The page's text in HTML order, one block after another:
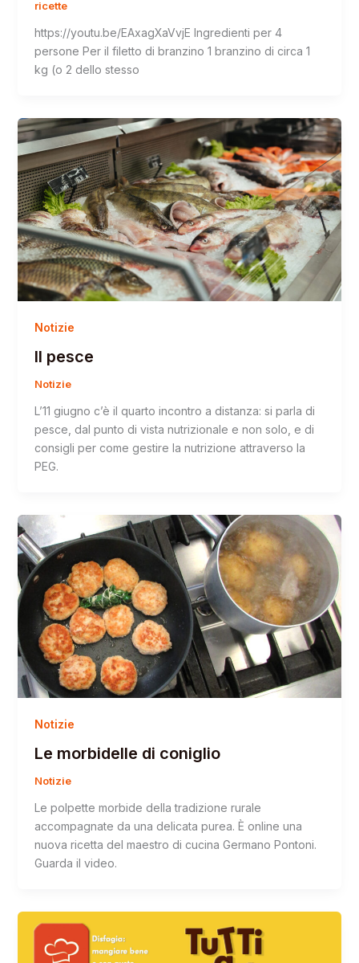
ricette
https://youtu.be/EAxagXaVvjE Ingredienti per 4
persone Per il filetto di branzino 1 branzino di circa 1
kg (o 2 dello stesso
Notizie
Il pesce
Notizie
L’11 giugno c’è il quarto incontro a distanza: si parla di
pesce, dal punto di vista nutrizionale e non solo, e di
consigli per come gestire la nutrizione attraverso la
PEG.
Notizie
Le morbidelle di coniglio
Notizie
Le polpette morbide della tradizione rurale
accompagnate da una delicata purea. È online una
nuova ricetta del maestro di cucina Germano Pontoni.
Guarda il video.